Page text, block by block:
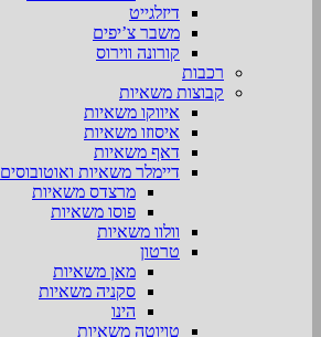
דיזלגייט
משבר צ’יפים
קורונה ווירוס
רכבות
קבוצות משאיות
איווקו משאיות
איסוזו משאיות
דאף משאיות
דיימלר משאיות ואוטובוסים
מרצדס משאיות
פוסו משאיות
וולוו משאיות
טרטון
מאן משאיות
סקניה משאיות
הינו
טויוטה משאיות